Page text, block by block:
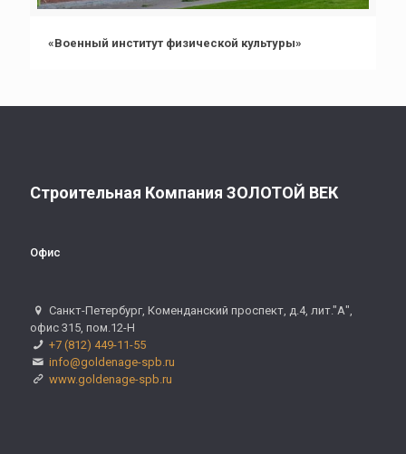
«Военный институт физической культуры»
«Военный институт физической культуры»
Строительная Компания ЗОЛОТОЙ ВЕК
Офис
Санкт-Петербург, Коменданский проспект, д.4, лит."А",
офис 315, пом.12-Н
+7 (812) 449-11-55
info@goldenage-spb.ru
www.goldenage-spb.ru